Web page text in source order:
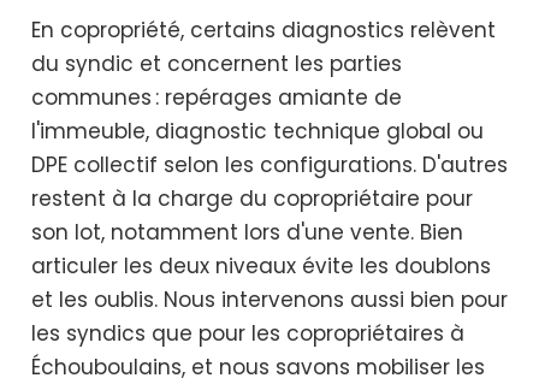
En copropriété, certains diagnostics relèvent
du syndic et concernent les parties
communes : repérages amiante de
l'immeuble, diagnostic technique global ou
DPE collectif selon les configurations. D'autres
restent à la charge du copropriétaire pour
son lot, notamment lors d'une vente. Bien
articuler les deux niveaux évite les doublons
et les oublis. Nous intervenons aussi bien pour
les syndics que pour les copropriétaires à
Échouboulains, et nous savons mobiliser les